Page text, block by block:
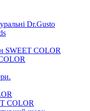
Dr.Gusto
SWEET COLOR
COLOR